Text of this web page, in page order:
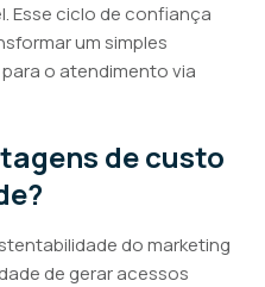
Esse ciclo de confiança
um simples
o atendimento via
de custo
do marketing
de gerar acessos